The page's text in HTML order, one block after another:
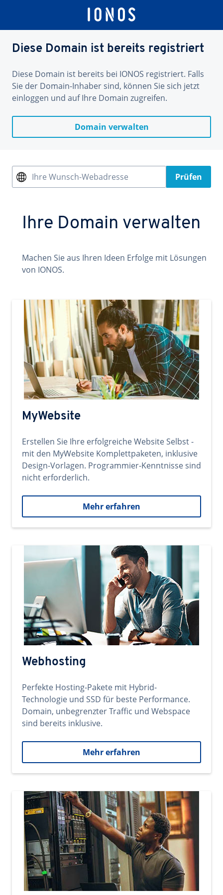
Diese Domain ist bereits registriert
Diese Domain ist bereits bei IONOS registriert. Falls
Sie der Domain-Inhaber sind, können Sie sich jetzt
einloggen und auf Ihre Domain zugreifen.
Domain verwalten
Ihre Wunsch-Webadresse Prüfen
Ihre Domain verwalten
Machen Sie aus Ihren Ideen Erfolge mit Lösungen
von IONOS.
MyWebsite
Erstellen Sie Ihre erfolgreiche Website Selbst -
mit den MyWebsite Komplettpaketen, inklusive
Design-Vorlagen. Programmier-Kenntnisse sind
nicht erforderlich.
Mehr erfahren
Webhosting
Perfekte Hosting-Pakete mit Hybrid-
Technologie und SSD für beste Performance.
Domain, unbegrenzter Traffic und Webspace
sind bereits inklusive.
Mehr erfahren